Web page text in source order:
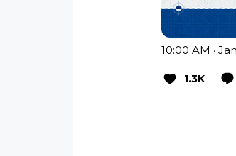
10:00 AM ·
1.3K